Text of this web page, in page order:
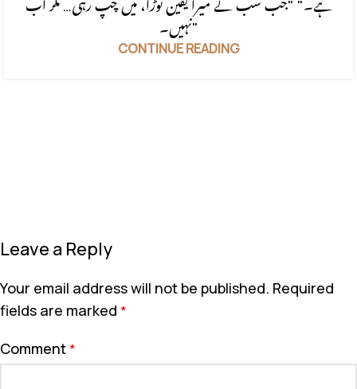
ہے۔" "جب سب نے میرا یقین توڑا، میں چپ رہی… مگر اب
نہیں۔"
CONTINUE READING
Leave a Reply
Your email address will not be published. Required
fields are marked *
Comment *